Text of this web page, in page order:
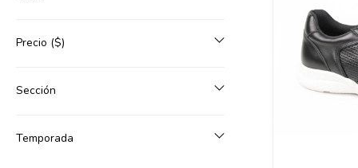
Precio ($)
Sección
Temporada